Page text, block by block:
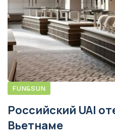
FUN&SUN
Российский UAI
Вьетнаме